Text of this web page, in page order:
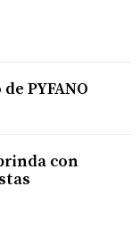
PYFANO
con